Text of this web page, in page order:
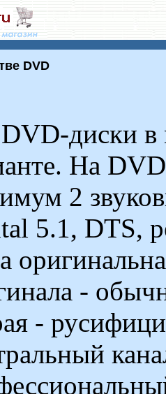
DVD
диски
На
2
5.1, DTS,
-
-